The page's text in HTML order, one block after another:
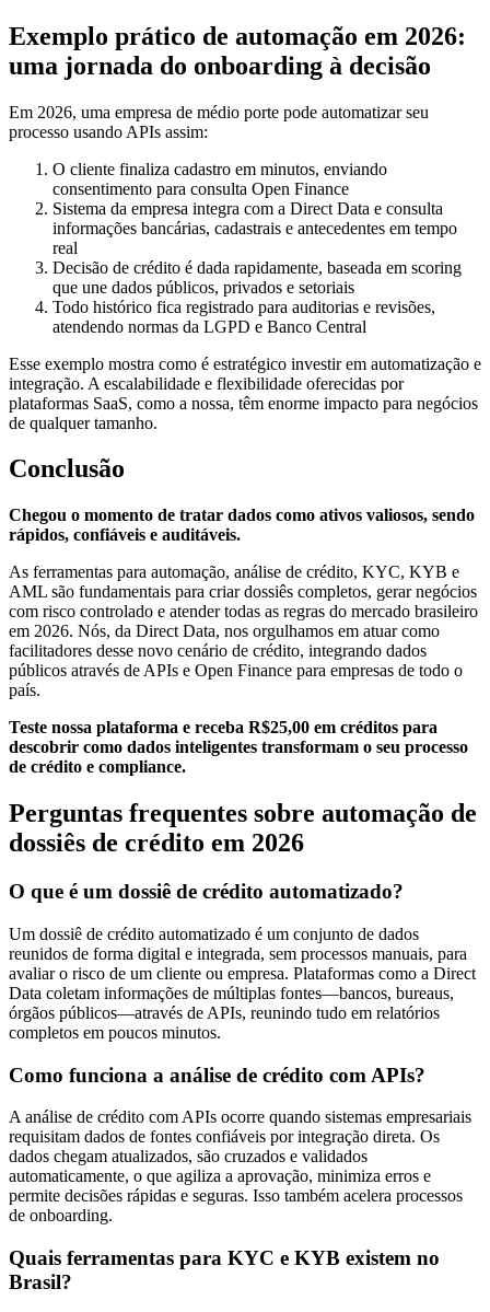
Exemplo prático de automação em 2026:
uma jornada do onboarding à decisão
Em 2026, uma empresa de médio porte pode automatizar seu
processo usando APIs assim:
O cliente finaliza cadastro em minutos, enviando
consentimento para consulta Open Finance
Sistema da empresa integra com a Direct Data e consulta
informações bancárias, cadastrais e antecedentes em tempo
real
Decisão de crédito é dada rapidamente, baseada em scoring
que une dados públicos, privados e setoriais
Todo histórico fica registrado para auditorias e revisões,
atendendo normas da LGPD e Banco Central
Esse exemplo mostra como é estratégico investir em automatização e
integração. A escalabilidade e flexibilidade oferecidas por
plataformas SaaS, como a nossa, têm enorme impacto para negócios
de qualquer tamanho.
Conclusão
Chegou o momento de tratar dados como ativos valiosos, sendo
rápidos, confiáveis e auditáveis.
As ferramentas para automação, análise de crédito, KYC, KYB e
AML são fundamentais para criar dossiês completos, gerar negócios
com risco controlado e atender todas as regras do mercado brasileiro
em 2026. Nós, da Direct Data, nos orgulhamos em atuar como
facilitadores desse novo cenário de crédito, integrando dados
públicos através de APIs e Open Finance para empresas de todo o
país.
Teste nossa plataforma e receba R$25,00 em créditos para
descobrir como dados inteligentes transformam o seu processo
de crédito e compliance.
Perguntas frequentes sobre automação de
dossiês de crédito em 2026
O que é um dossiê de crédito automatizado?
Um dossiê de crédito automatizado é um conjunto de dados
reunidos de forma digital e integrada, sem processos manuais, para
avaliar o risco de um cliente ou empresa. Plataformas como a Direct
Data coletam informações de múltiplas fontes—bancos, bureaus,
órgãos públicos—através de APIs, reunindo tudo em relatórios
completos em poucos minutos.
Como funciona a análise de crédito com APIs?
A análise de crédito com APIs ocorre quando sistemas empresariais
requisitam dados de fontes confiáveis por integração direta. Os
dados chegam atualizados, são cruzados e validados
automaticamente, o que agiliza a aprovação, minimiza erros e
permite decisões rápidas e seguras. Isso também acelera processos
de onboarding.
Quais ferramentas para KYC e KYB existem no
Brasil?